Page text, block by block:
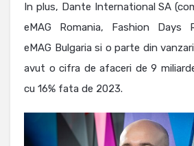
In plus, Dante International SA
eMAG Romania, Fashion Days
eMAG Bulgaria si o parte din
avut o cifra de afaceri de 9
cu 16% fata de 2023.